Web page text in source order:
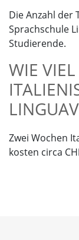
Die Anzahl der
Sprachschule
Studierende.
WIE
Zwei Wochen
kosten circa